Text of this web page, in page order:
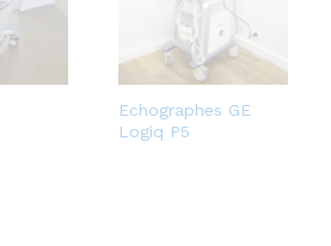
Echographes GE
Logiq P5